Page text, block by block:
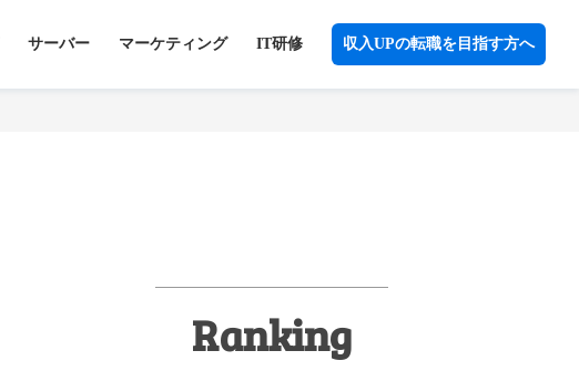
サーバー マーケティング IT研修 収入UPの転職を目指す方へ